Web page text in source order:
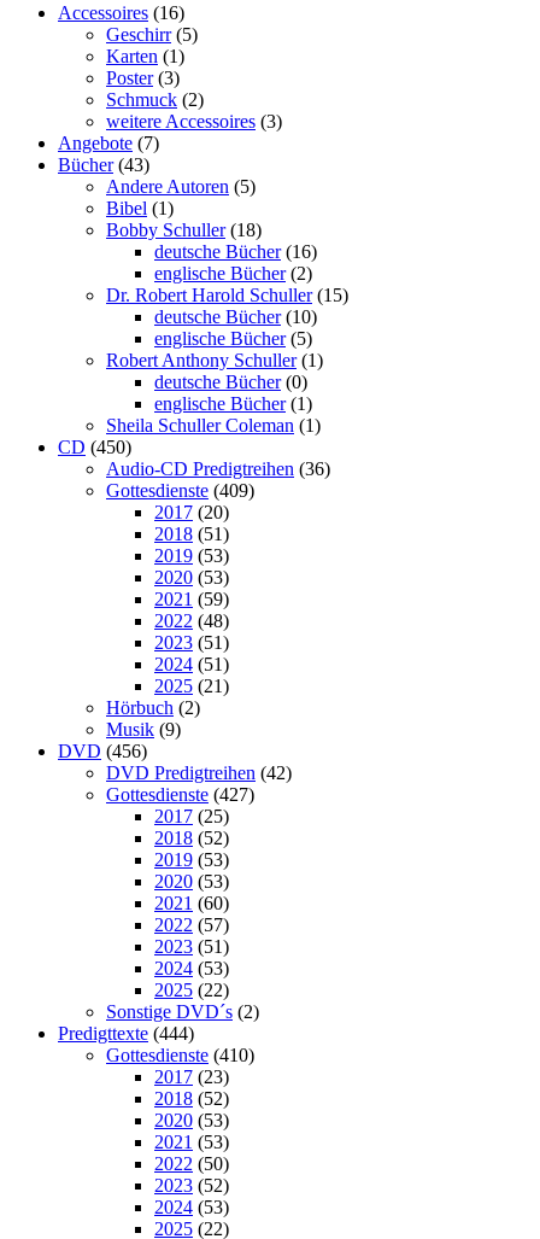
Accessoires (16)
Geschirr (5)
Karten (1)
Poster (3)
Schmuck (2)
weitere Accessoires (3)
Angebote (7)
Bücher (43)
Andere Autoren (5)
Bibel (1)
Bobby Schuller (18)
deutsche Bücher (16)
englische Bücher (2)
Dr. Robert Harold Schuller (15)
deutsche Bücher (10)
englische Bücher (5)
Robert Anthony Schuller (1)
deutsche Bücher (0)
englische Bücher (1)
Sheila Schuller Coleman (1)
CD (450)
Audio-CD Predigtreihen (36)
Gottesdienste (409)
2017 (20)
2018 (51)
2019 (53)
2020 (53)
2021 (59)
2022 (48)
2023 (51)
2024 (51)
2025 (21)
Hörbuch (2)
Musik (9)
DVD (456)
DVD Predigtreihen (42)
Gottesdienste (427)
2017 (25)
2018 (52)
2019 (53)
2020 (53)
2021 (60)
2022 (57)
2023 (51)
2024 (53)
2025 (22)
Sonstige DVD´s (2)
Predigttexte (444)
Gottesdienste (410)
2017 (23)
2018 (52)
2020 (53)
2021 (53)
2022 (50)
2023 (52)
2024 (53)
2025 (22)